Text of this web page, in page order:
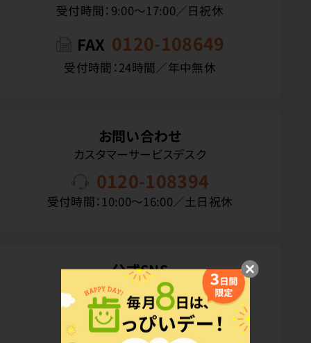
受付時間：9:00〜17:00／日祝休
FAX 0120-108649
受付時間：24時間／年中無休
お問い合わせ
カスタマーサービスデスク
0120-108394
受付時間：10:00〜16:00／土日祝休
公式SNS